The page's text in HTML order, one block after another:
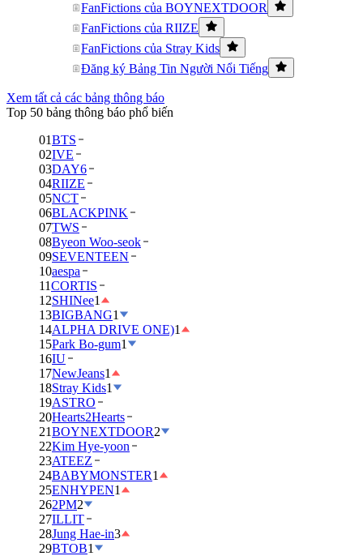
FanFictions của BOYNEXTDOOR
FanFictions của RIIZE
FanFictions của Stray Kids
Đăng ký Bảng Tin Người Nổi Tiếng
Xem tất cả các bảng thông báo
Top 50 bảng thông báo phổ biến
01BTS
02IVE
03DAY6
04RIIZE
05NCT
06BLACKPINK
07TWS
08Byeon Woo-seok
09SEVENTEEN
10aespa
11CORTIS
12SHINee1
13BIGBANG1
14ALPHA DRIVE ONE)1
15Park Bo-gum1
16IU
17NewJeans1
18Stray Kids1
19ASTRO
20Hearts2Hearts
21BOYNEXTDOOR2
22Kim Hye-yoon
23ATEEZ
24BABYMONSTER1
25ENHYPEN1
262PM2
27ILLIT
28Jung Hae-in3
29BTOB1